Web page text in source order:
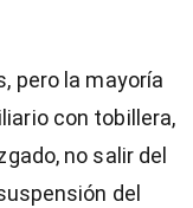
pero la mayoría
con tobillera,
no salir del
del